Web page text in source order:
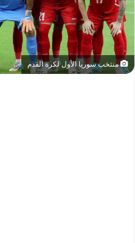
منتخب سوريا الأول لكرة القدم